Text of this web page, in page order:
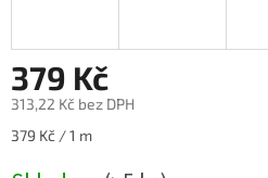
379 Kč
313,22 Kč bez DPH
Měrná
379 Kč / 1 m